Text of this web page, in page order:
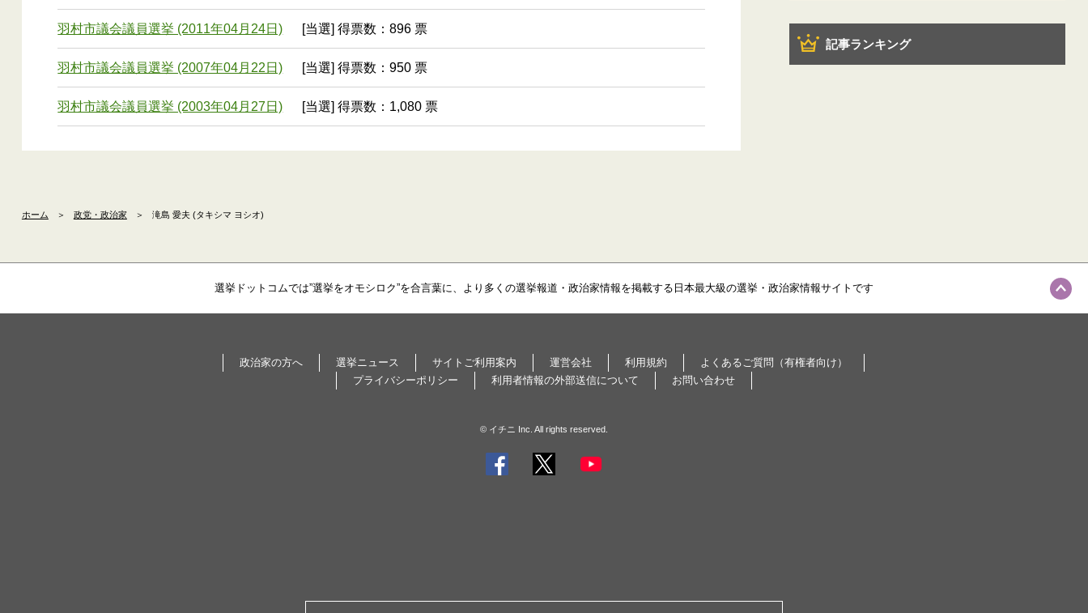
羽村市議会議員選挙 (2011年04月24日) [当選] 得票数：896 票
羽村市議会議員選挙 (2007年04月22日) [当選] 得票数：950 票
羽村市議会議員選挙 (2003年04月27日) [当選] 得票数：1,080 票
記事ランキング
ホーム ＞ 政党・政治家 ＞ 滝島 愛夫 (タキシマ ヨシオ)
選挙ドットコムでは”選挙をオモシロク”を合言葉に、より多くの選挙報道・政治家情報を掲載する日本最大級の選挙・政治家情報サイトです
政治家の方へ 選挙ニュース サイトご利用案内 運営会社 利用規約
よくあるご質問（有権者向け）
プライバシーポリシー
利用者情報の外部送信について お問い合わせ
© イチニ Inc. All rights reserved.